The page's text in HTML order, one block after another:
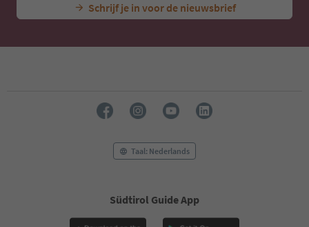
Schrijf je in voor de nieuwsbrief
Taal: Nederlands
Südtirol Guide App